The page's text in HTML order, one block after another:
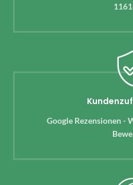
Google Rezensionen -